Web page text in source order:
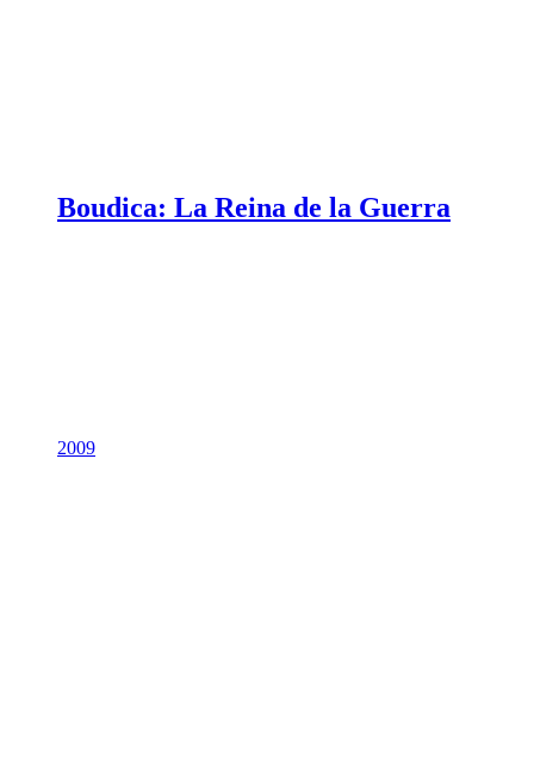
Boudica: La Reina de la Guerra
2009